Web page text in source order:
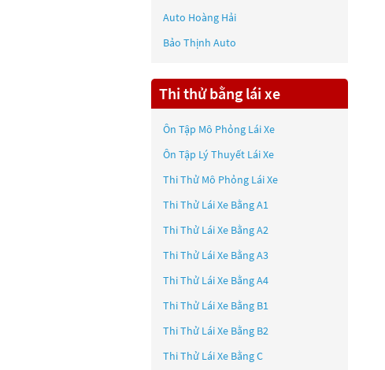
Auto Hoàng Hải
Bảo Thịnh Auto
Thi thử bằng lái xe
Ôn Tập Mô Phỏng Lái Xe
Ôn Tập Lý Thuyết Lái Xe
Thi Thử Mô Phỏng Lái Xe
Thi Thử Lái Xe Bằng A1
Thi Thử Lái Xe Bằng A2
Thi Thử Lái Xe Bằng A3
Thi Thử Lái Xe Bằng A4
Thi Thử Lái Xe Bằng B1
Thi Thử Lái Xe Bằng B2
Thi Thử Lái Xe Bằng C